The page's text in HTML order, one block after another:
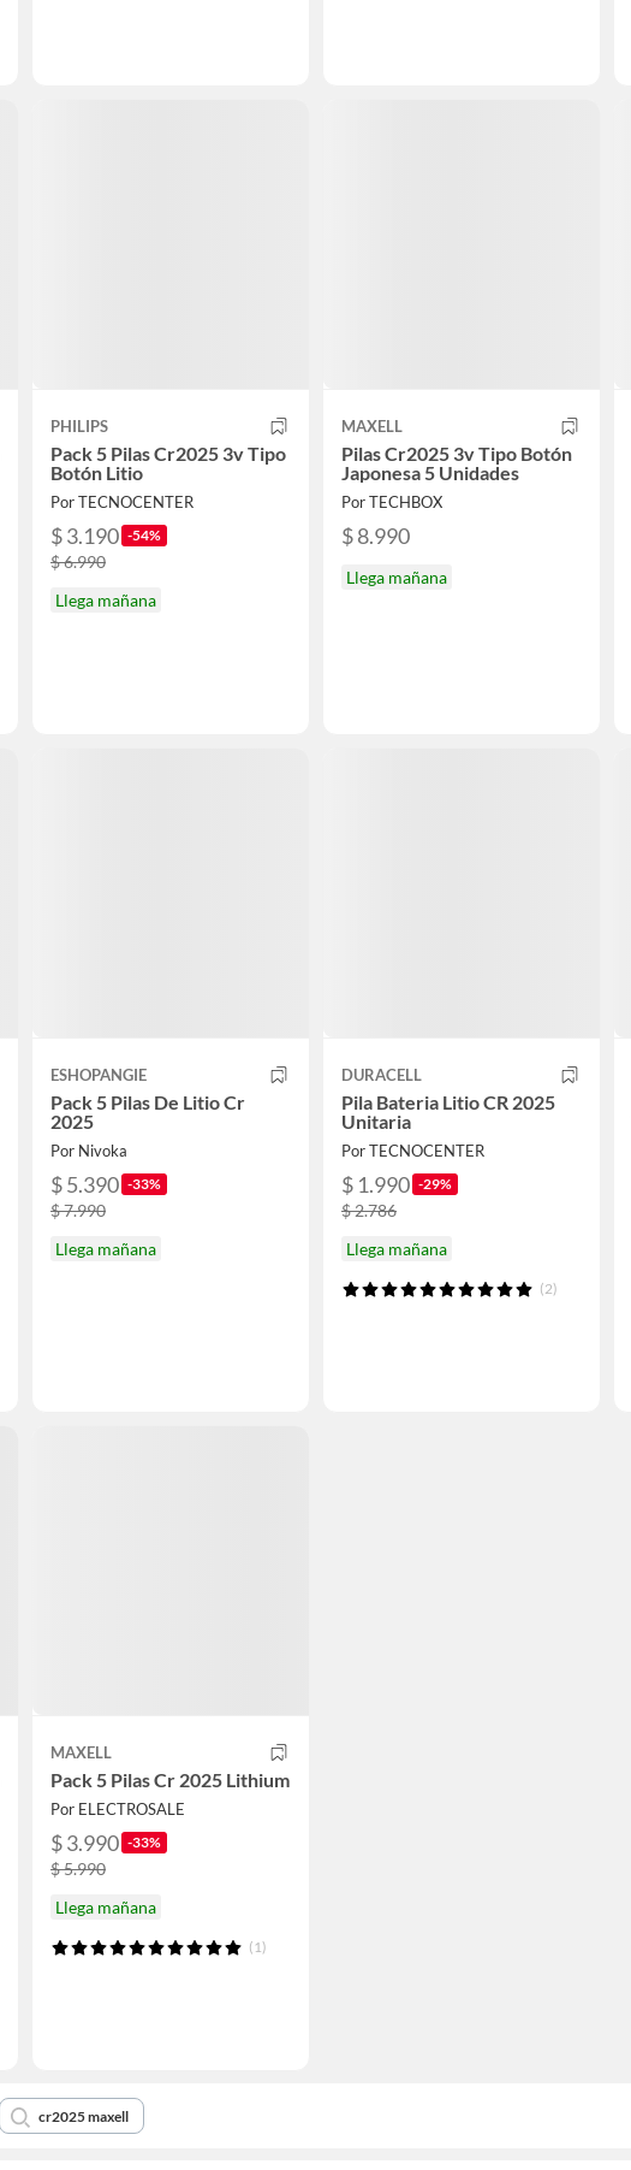
PHILIPS
Pack 5 Pilas Cr2025 3v Tipo
Botón Litio
Por TECNOCENTER
$ 3.190 -54%
$ 6.990
Llega mañana
MAXELL
Pilas Cr2025 3v Tipo Botón
Japonesa 5 Unidades
Por TECHBOX
$ 8.990
Llega mañana
ESHOPANGIE
Pack 5 Pilas De Litio Cr
2025
Por Nivoka
$ 5.390 -33%
$ 7.990
Llega mañana
DURACELL
Pila Bateria Litio CR 2025
Unitaria
Por TECNOCENTER
$ 1.990 -29%
$ 2.786
Llega mañana
(2)
MAXELL
Pack 5 Pilas Cr 2025 Lithium
Por ELECTROSALE
$ 3.990 -33%
$ 5.990
Llega mañana
(1)
cr2025 maxell